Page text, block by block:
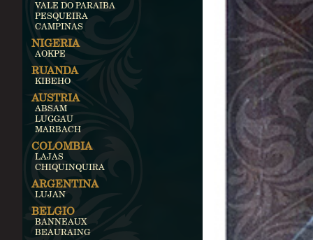
VALE DO PARAIBA
PESQUEIRA
CAMPINAS
NIGERIA
AOKPE
RUANDA
KIBEHO
AUSTRIA
ABSAM
LUGGAU
MARBACH
COLOMBIA
LAJAS
CHIQUINQUIRA
ARGENTINA
LUJAN
BELGIO
BANNEAUX
BEAURAING